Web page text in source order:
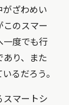
がざわめい
このスマー
一度でも行
あり、また
るだろう。
スマートシ